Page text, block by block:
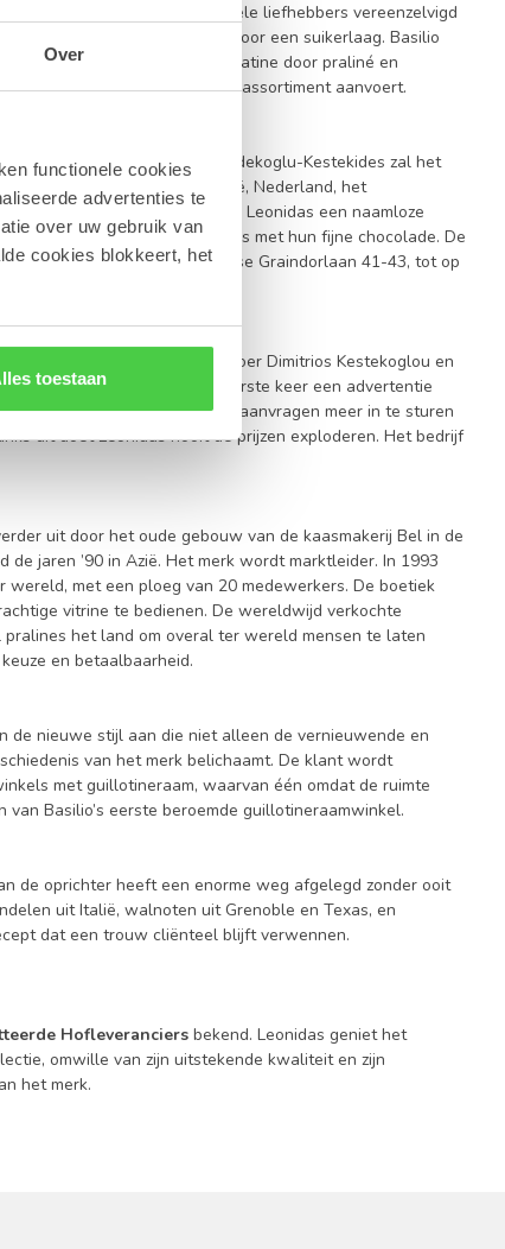
Over
functionele cookies
advertenties te
over uw gebruik van
cookies blokkeert, het
toestaan
waarmee Leonidas voor vele liefhebbers vereenzelvigd
en een walnoot omhuld door een suikerlaag. Basilio
In 1969 vervangt hij de nougatine door praliné en
vandaag het hele Leonidas-assortiment aanvoert.
Leonidas bvba». Jean Kesdekoglu-Kestekides zal het
worden verkocht in België, Nederland, het
1979 wordt de Confiserie Leonidas een naamloze
niet genoeg van de pralines met hun fijne chocolade. De
Baele in de Anderlechtse Graindorlaan 41-43, tot op
het dagelijkse beheer.
wordt bijgestaan door haar broer Dimitrios Kestekoglou en
Leonidas in 1985 voor de eerste keer een advertentie
interesse hebben om geen aanvragen meer in te sturen
dit doet Leonidas nooit de prijzen exploderen. Het bedrijf
uit door het oude gebouw van de kaasmakerij Bel in de
jaren ’90 in Azië. Het merk wordt marktleider. In 1993
met een ploeg van 20 medewerkers. De boetiek
vitrine te bedienen. De wereldwijd verkochte
het land om overal ter wereld mensen te laten
en betaalbaarheid.
nieuwe stijl aan die niet alleen de vernieuwende en
van het merk belichaamt. De klant wordt
met guillotineraam, waarvan één omdat de ruimte
Basilio’s eerste beroemde guillotineraamwinkel.
de oprichter heeft een enorme weg afgelegd zonder ooit
uit Italië, walnoten uit Grenoble en Texas, en
dat een trouw cliënteel blijft verwennen.
Hofleveranciers bekend. Leonidas geniet het
omwille van zijn uitstekende kwaliteit en zijn
het merk.